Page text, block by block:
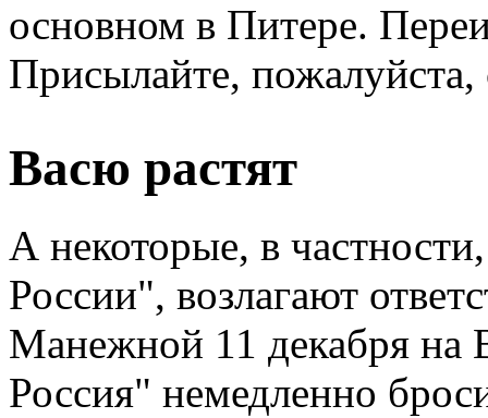
основном в Питере.
Присылайте,
Васю растят
А некоторые, в
России", возлагают
Манежной 11 декабря на
Россия" немедленно